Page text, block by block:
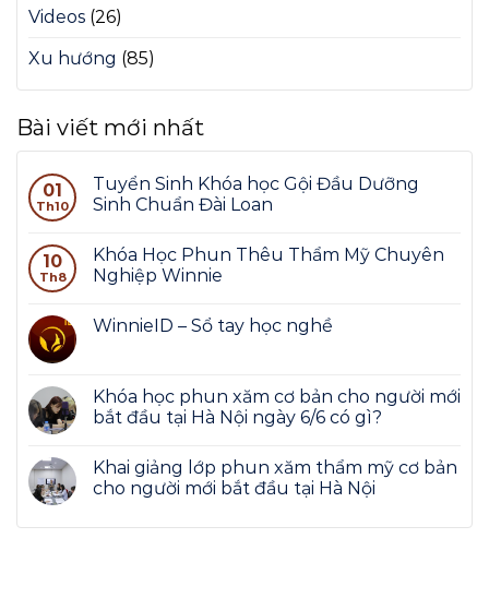
Videos (26)
Xu hướng (85)
Bài viết mới nhất
01
Th10
Tuyển Sinh Khóa học Gội Đầu Dưỡng
Sinh Chuẩn Đài Loan
10
Th8
Khóa Học Phun Thêu Thẩm Mỹ Chuyên
Nghiệp Winnie
WinnieID – Sổ tay học nghề
Khóa học phun xăm cơ bản cho người mới
bắt đầu tại Hà Nội ngày 6/6 có gì?
Khai giảng lớp phun xăm thẩm mỹ cơ bản
cho người mới bắt đầu tại Hà Nội